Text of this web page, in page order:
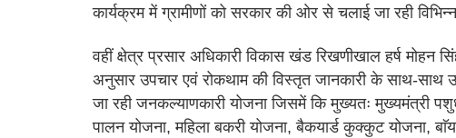
कार्यक्रम में ग्रामीणों को सरकार की ओर से चलाई जा रही
वहीं क्षेत्र प्रसार अधिकारी विकास खंड रिखणीखाल हर्ष
अनुसार उपचार एवं रोकथाम की विस्तृत जानकारी के साथ-
जा रही जनकल्याणकारी योजना जिसमें कि मुख्यतः मुख्यमंत्री
पालन योजना, महिला बकरी योजना, बैकयार्ड कुक्कुट योजना,